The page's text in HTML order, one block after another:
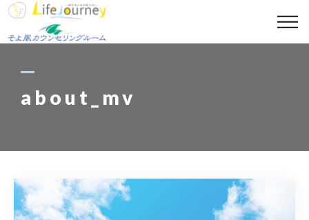
about_mv
コンセプト
講座案内